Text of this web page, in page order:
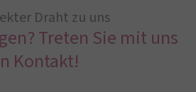
Draht zu uns
Treten Sie mit uns
Kontakt!